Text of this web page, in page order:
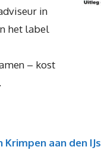
in
het label
– kost
aan den